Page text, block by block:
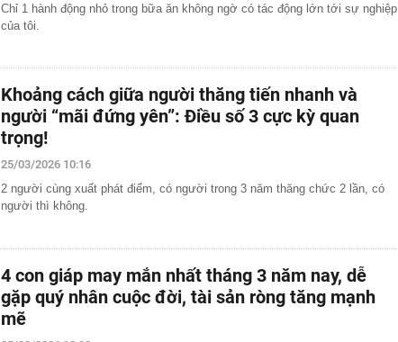
Chỉ 1 hành động nhỏ trong bữa ăn không ngờ có tác động lớn tới sự nghiệp
của tôi.
Khoảng cách giữa người thăng tiến nhanh và
người “mãi đứng yên”: Điều số 3 cực kỳ quan
trọng!
25/03/2026 10:16
2 người cùng xuất phát điểm, có người trong 3 năm thăng chức 2 lần, có
người thì không.
4 con giáp may mắn nhất tháng 3 năm nay, dễ
gặp quý nhân cuộc đời, tài sản ròng tăng mạnh
mẽ